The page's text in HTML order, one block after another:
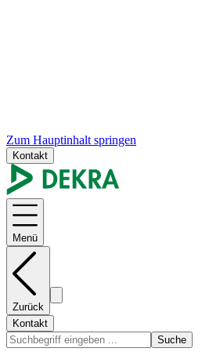
Zum Hauptinhalt springen
Kontakt
Menü
Zurück
Kontakt
Suche